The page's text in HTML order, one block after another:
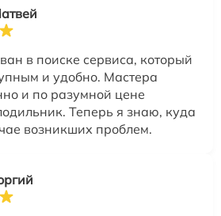
в поиске сервиса, который
и удобно. Мастера
и по разумной цене
Теперь я знаю, куда
возникших проблем.